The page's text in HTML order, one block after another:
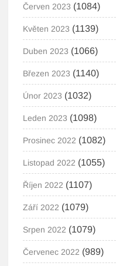
Červen 2023 (1084)
Květen 2023 (1139)
Duben 2023 (1066)
Březen 2023 (1140)
Únor 2023 (1032)
Leden 2023 (1098)
Prosinec 2022 (1082)
Listopad 2022 (1055)
Říjen 2022 (1107)
Září 2022 (1079)
Srpen 2022 (1079)
Červenec 2022 (989)